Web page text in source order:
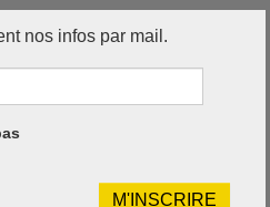
nos infos par mail.